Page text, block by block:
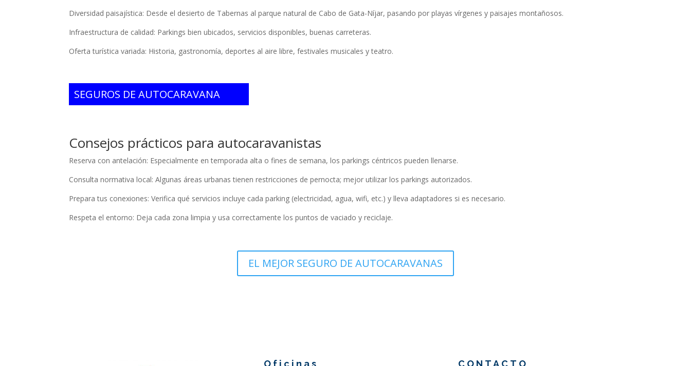
Diversidad paisajística: Desde el desierto de Tabernas al parque natural de Cabo de Gata-Níjar, pasando por playas vírgenes y paisajes montañosos.
Infraestructura de calidad: Parkings bien ubicados, servicios disponibles, buenas carreteras.
Oferta turística variada: Historia, gastronomía, deportes al aire libre, festivales musicales y teatro.
SEGUROS DE AUTOCARAVANA
Consejos prácticos para autocaravanistas
Reserva con antelación: Especialmente en temporada alta o fines de semana, los parkings céntricos pueden llenarse.
Consulta normativa local: Algunas áreas urbanas tienen restricciones de pernocta; mejor utilizar los parkings autorizados.
Prepara tus conexiones: Verifica qué servicios incluye cada parking (electricidad, agua, wifi, etc.) y lleva adaptadores si es necesario.
Respeta el entorno: Deja cada zona limpia y usa correctamente los puntos de vaciado y reciclaje.
EL MEJOR SEGURO DE AUTOCARAVANAS
Oficinas CONTACTO